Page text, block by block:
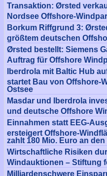
Transaktion: Ørsted
Nordsee Offshore-
Borkum Riffgrund 3:
größtem deutschen
Ørsted bestellt: Siemens
Auftrag für Offshore
Iberdrola mit Baltic Hub
startet Bau von Offshore-
Ostsee
Masdar und Iberdrola
und deutsche Offshore
Einnahmen statt EEG-
ersteigert Offshore-
zahlt 180 Mio. Euro an
Wirtschaftliche Risiken
Windauktionen – Stiftung
Milliardenschwere